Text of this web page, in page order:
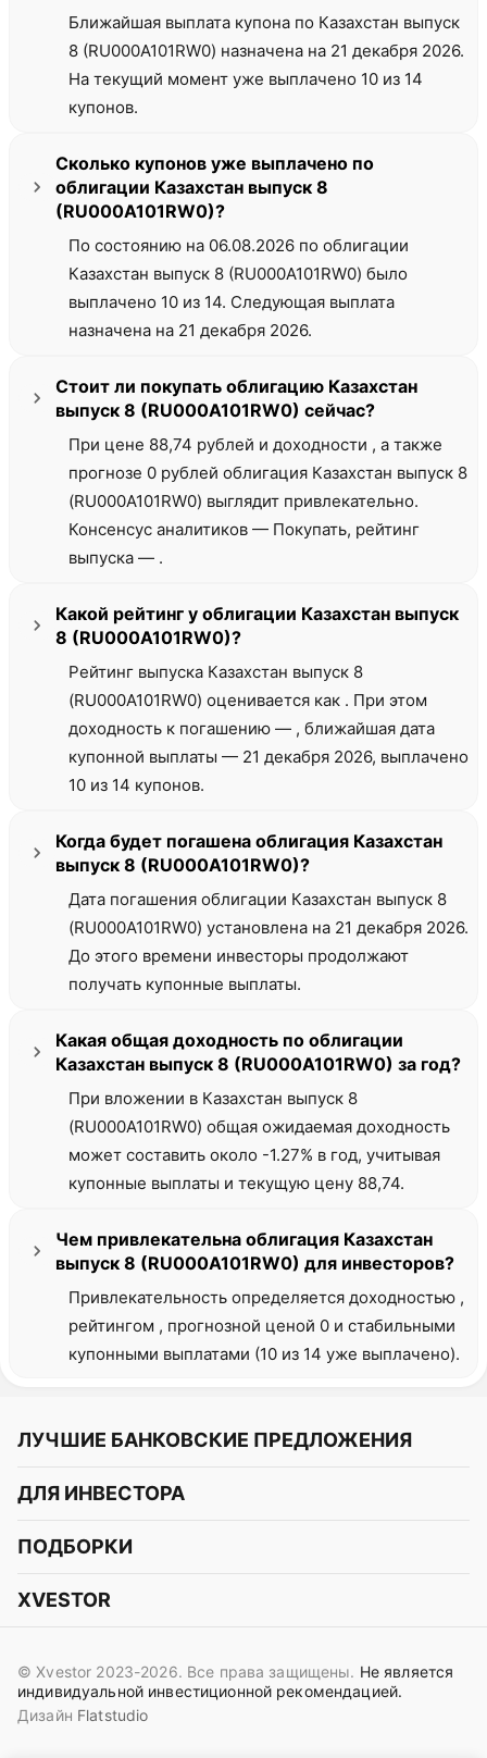
Ближайшая выплата купона по Казахстан выпуск
8 (RU000A101RW0) назначена на 21 декабря 2026.
На текущий момент уже выплачено 10 из 14
купонов.
Сколько купонов уже выплачено по
облигации Казахстан выпуск 8
(RU000A101RW0)?
По состоянию на 06.08.2026 по облигации
Казахстан выпуск 8 (RU000A101RW0) было
выплачено 10 из 14. Следующая выплата
назначена на 21 декабря 2026.
Стоит ли покупать облигацию Казахстан
выпуск 8 (RU000A101RW0) сейчас?
При цене 88,74 рублей и доходности , а также
прогнозе 0 рублей облигация Казахстан выпуск 8
(RU000A101RW0) выглядит привлекательно.
Консенсус аналитиков — Покупать, рейтинг
выпуска — .
Какой рейтинг у облигации Казахстан выпуск
8 (RU000A101RW0)?
Рейтинг выпуска Казахстан выпуск 8
(RU000A101RW0) оценивается как . При этом
доходность к погашению — , ближайшая дата
купонной выплаты — 21 декабря 2026, выплачено
10 из 14 купонов.
Когда будет погашена облигация Казахстан
выпуск 8 (RU000A101RW0)?
Дата погашения облигации Казахстан выпуск 8
(RU000A101RW0) установлена на 21 декабря 2026.
До этого времени инвесторы продолжают
получать купонные выплаты.
Какая общая доходность по облигации
Казахстан выпуск 8 (RU000A101RW0) за год?
При вложении в Казахстан выпуск 8
(RU000A101RW0) общая ожидаемая доходность
может составить около -1.27% в год, учитывая
купонные выплаты и текущую цену 88,74.
Чем привлекательна облигация Казахстан
выпуск 8 (RU000A101RW0) для инвесторов?
Привлекательность определяется доходностью ,
рейтингом , прогнозной ценой 0 и стабильными
купонными выплатами (10 из 14 уже выплачено).
ЛУЧШИЕ БАНКОВСКИЕ ПРЕДЛОЖЕНИЯ
Альфа-Банк
СБЕР
Газпромбанк
OZON Банк
Совкомбанк
ДЛЯ ИНВЕСТОРА
Курс акций
Курс облигаций
Прогнозы на криптовалюты
Идеи инвест аналитиков
ПОДБОРКИ
Подборки акций
Подборки облигаций
XVESTOR
Вконтакте
Поддержка в Telegram
© Xvestor 2023-2026. Все права защищены. Не является
индивидуальной инвестиционной рекомендацией.
Дизайн Flatstudio